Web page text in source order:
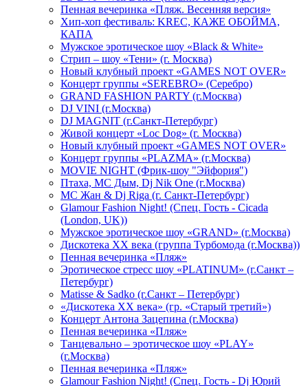
Пенная вечеринка «Пляж. Весенняя версия»
Хип-хоп фестиваль: KREC, КАЖЕ ОБОЙМА,
КАПА
Мужское эротическое шоу «Black & White»
Стрип – шоу «Тени» (г. Москва)
Новый клубный проект «GAMES NOT OVER»
Концерт группы «SEREBRO» (Серебро)
GRAND FASHION PARTY (г.Москва)
DJ VINI (г.Москва)
DJ MAGNIT (г.Санкт-Петербург)
Живой концерт «Loc Dog» (г. Москва)
Новый клубный проект «GAMES NOT OVER»
Концерт группы «PLAZMA» (г.Москва)
MOVIE NIGHT (Фрик-шоу "Эйфория")
Птаха, МС Дым, Dj Nik One (г.Москва)
МС Жан & Dj Riga (г. Санкт-Петербург)
Glamour Fashion Night! (Спец. Гость - Cicada
(London, UK))
Мужское эротическое шоу «GRAND» (г.Москва)
Дискотека XX века (группа Турбомода (г.Москва))
Пенная вечеринка «Пляж»
Эротическое стресс шоу «PLATINUM» (г.Санкт –
Петербург)
Matisse & Sadko (г.Санкт – Петербург)
«Дискотека ХХ века» (гр. «Старый третий»)
Концерт Антона Зацепина (г.Москва)
Пенная вечеринка «Пляж»
Танцевально – эротическое шоу «PLAY»
(г.Москва)
Пенная вечеринка «Пляж»
Glamour Fashion Night! (Спец. Гость - Dj Юрий